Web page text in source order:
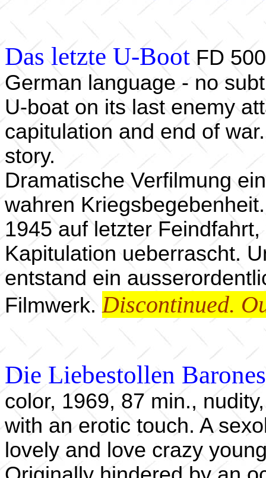
Das letzte U-Boot FD
German language - no
U-boat on its last enemy
capitulation and end of
story.
Dramatische Verfilmung
wahren
1945 auf letzter
Kapitulation ueberrascht.
entstand ein
Filmwerk. Discontinued.
Die Liebestollen
color, 1969, 87 min.,
with an erotic touch. A
lovely and love crazy